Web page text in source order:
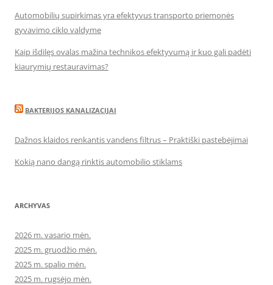
Automobilių supirkimas yra efektyvus transporto priemonės
gyvavimo ciklo valdyme
Kaip išdilęs ovalas mažina technikos efektyvumą ir kuo gali padėti
kiaurymių restauravimas?
BAKTERIJOS KANALIZACIJAI
Dažnos klaidos renkantis vandens filtrus – Praktiški pastebėjimai
Kokią nano dangą rinktis automobilio stiklams
ARCHYVAS
2026 m. vasario mėn.
2025 m. gruodžio mėn.
2025 m. spalio mėn.
2025 m. rugsėjo mėn.